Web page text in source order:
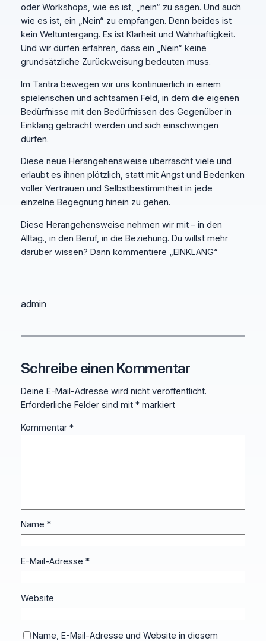
oder Workshops, wie es ist, „nein“ zu sagen. Und auch
wie es ist, ein „Nein“ zu empfangen. Denn beides ist
kein Weltuntergang. Es ist Klarheit und Wahrhaftigkeit.
Und wir dürfen erfahren, dass ein „Nein“ keine
grundsätzliche Zurückweisung bedeuten muss.
Im Tantra bewegen wir uns kontinuierlich in einem
spielerischen und achtsamen Feld, in dem die eigenen
Bedürfnisse mit den Bedürfnissen des Gegenüber in
Einklang gebracht werden und sich einschwingen
dürfen.
Diese neue Herangehensweise überrascht viele und
erlaubt es ihnen plötzlich, statt mit Angst und Bedenken
voller Vertrauen und Selbstbestimmtheit in jede
einzelne Begegnung hinein zu gehen.
Diese Herangehensweise nehmen wir mit – in den
Alltag., in den Beruf, in die Beziehung. Du willst mehr
darüber wissen? Dann kommentiere „EINKLANG“
admin
Schreibe einen Kommentar
Deine E-Mail-Adresse wird nicht veröffentlicht.
Erforderliche Felder sind mit *markiert
Kommentar *
Name *
E-Mail-Adresse *
Website
Name, E-Mail-Adresse und Website in diesem